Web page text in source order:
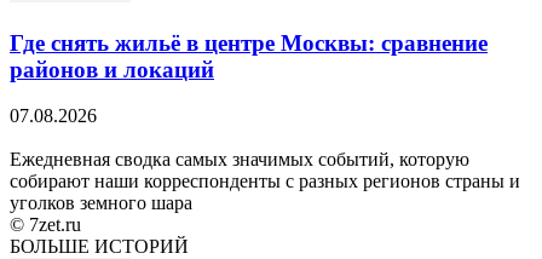
Где снять жильё в центре Москвы: сравнение
районов и локаций
07.08.2026
Ежедневная сводка самых значимых событий, которую
собирают наши корреспонденты с разных регионов страны и
уголков земного шара
© 7zet.ru
БОЛЬШЕ ИСТОРИЙ